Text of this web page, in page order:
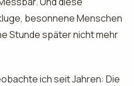
besonnene Menschen
Stunde später nicht mehr
ich seit Jahren: Die